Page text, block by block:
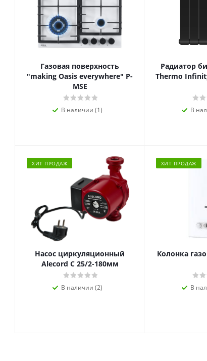
Газовая поверхность
"making Oasis everywhere" P-
MSE
В наличии (1)
Радиатор
Thermo
В
ХИТ ПРОДАЖ
Насос циркуляционный
Alecord C 25/2-180мм
В наличии (2)
ХИТ ПРОДАЖ
Колонка
В